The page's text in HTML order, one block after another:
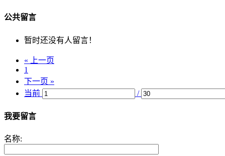
公共留言
暂时还没有人留言！
« 上一页
1
下一页 »
当前
/
我要留言
名称: